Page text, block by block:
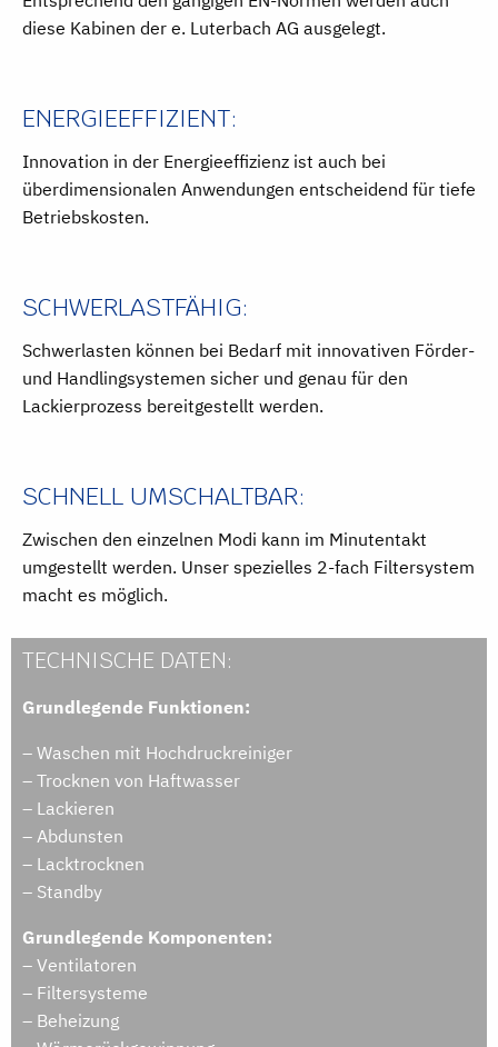
diese Kabinen der e. Luterbach AG ausgelegt.
ENERGIEEFFIZIENT:
Innovation in der Energieeffizienz ist auch bei
überdimensionalen Anwendungen entscheidend für tiefe
Betriebskosten.
SCHWERLASTFÄHIG:
Schwerlasten können bei Bedarf mit innovativen Förder-
und Handlingsystemen sicher und genau für den
Lackierprozess bereitgestellt werden.
SCHNELL UMSCHALTBAR:
Zwischen den einzelnen Modi kann im Minutentakt
umgestellt werden. Unser spezielles 2-fach Filtersystem
macht es möglich.
TECHNISCHE DATEN:
Grundlegende Funktionen:
– Waschen mit Hochdruckreiniger
– Trocknen von Haftwasser
– Lackieren
– Abdunsten
– Lacktrocknen
– Standby
Grundlegende Komponenten:
– Ventilatoren
– Filtersysteme
– Beheizung